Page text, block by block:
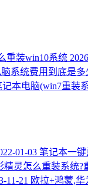
重装win10系统
系统费用到底是多
记本电脑(win7重装
01-03 笔记本一
精灵怎么重装系统?
11-21 欧拉+鸿蒙,